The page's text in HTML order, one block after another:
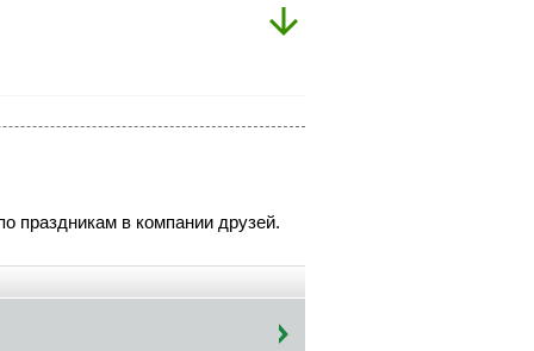
праздникам в компании друзей.